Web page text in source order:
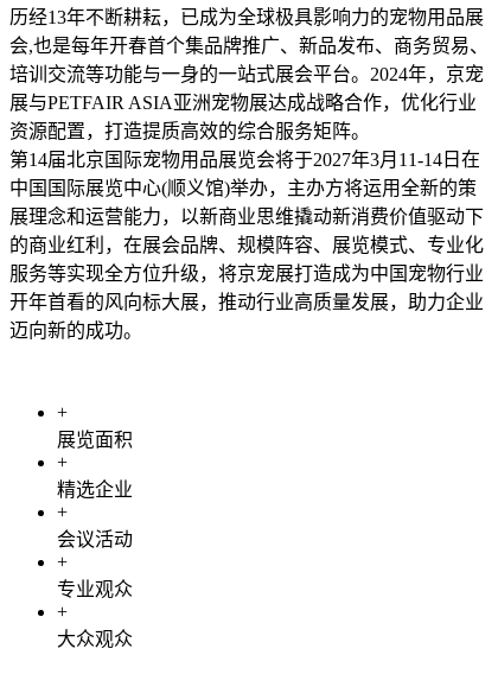
历经13年不断耕耘，已成为全球极具影响力的宠物用品展
会,也是每年开春首个集品牌推广、新品发布、商务贸易、
培训交流等功能与一身的一站式展会平台。2024年，京宠
展与PETFAIR ASIA亚洲宠物展达成战略合作，优化行业
资源配置，打造提质高效的综合服务矩阵。
第14届北京国际宠物用品展览会将于2027年3月11-14日在
中国国际展览中心(顺义馆)举办，主办方将运用全新的策
展理念和运营能力，以新商业思维撬动新消费价值驱动下
的商业红利，在展会品牌、规模阵容、展览模式、专业化
服务等实现全方位升级，将京宠展打造成为中国宠物行业
开年首看的风向标大展，推动行业高质量发展，助力企业
迈向新的成功。
+
展览面积
+
精选企业
+
会议活动
+
专业观众
+
大众观众